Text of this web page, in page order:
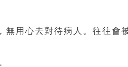
用心去對待病人。往往會